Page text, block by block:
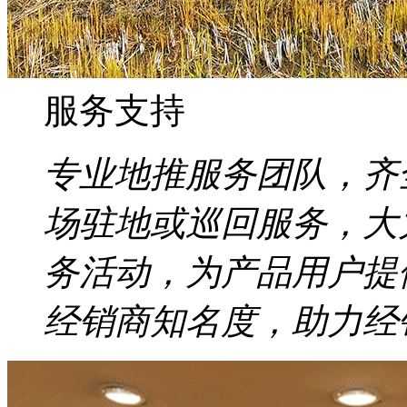
服务支持
专业地推服务团队，
场驻地或巡回服务，
务活动，为产品用户
经销商知名度，助力